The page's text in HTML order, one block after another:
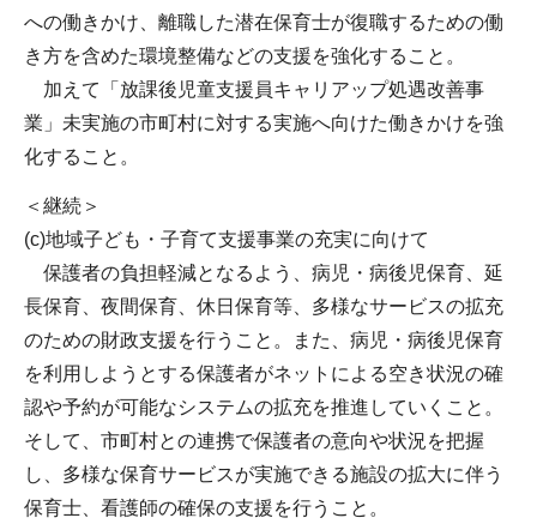
への働きかけ、離職した潜在保育士が復職するための働
き方を含めた環境整備などの支援を強化すること。
加えて「放課後児童支援員キャリアップ処遇改善事
業」未実施の市町村に対する実施へ向けた働きかけを強
化すること。
＜継続＞
(c)地域子ども・子育て支援事業の充実に向けて
保護者の負担軽減となるよう、病児・病後児保育、延
長保育、夜間保育、休日保育等、多様なサービスの拡充
のための財政支援を行うこと。また、病児・病後児保育
を利用しようとする保護者がネットによる空き状況の確
認や予約が可能なシステムの拡充を推進していくこと。
そして、市町村との連携で保護者の意向や状況を把握
し、多様な保育サービスが実施できる施設の拡大に伴う
保育士、看護師の確保の支援を行うこと。